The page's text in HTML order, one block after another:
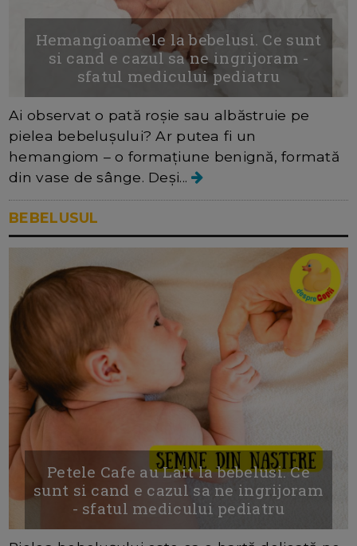
Hemangioamele la bebelusi. Ce sunt
si cand e cazul sa ne ingrijoram -
sfatul medicului pediatru
Ai observat o pată roșie sau albăstruie pe
pielea bebelușului? Ar putea fi un
hemangiom – o formațiune benignă, formată
din vase de sânge. Deși...
BEBELUSUL
Petele Cafe au Lait la bebelusi. Ce
sunt si cand e cazul sa ne ingrijoram
- sfatul medicului pediatru